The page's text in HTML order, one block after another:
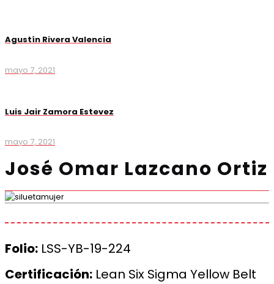
Agustín Rivera Valencia
mayo 7, 2021
Luis Jair Zamora Estevez
mayo 7, 2021
José Omar Lazcano Ortiz
Folio: LSS-YB-19-224
Certificación: Lean Six Sigma Yellow Belt